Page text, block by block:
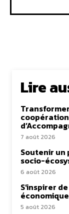
Lire
coopération
7 août 2026
Soutenir un
socio-
6 août 2026
S’inspirer
5 août 2026